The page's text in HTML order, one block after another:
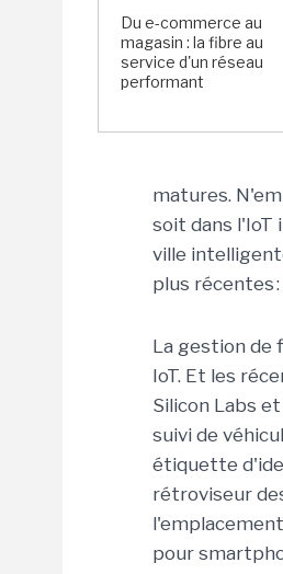
Du e-commerce au
magasin : la fibre au
service d'un réseau
performant
matures.
soit dans l'IoT
ville
plus récentes :
La gestion de
IoT. Et les
Silicon Labs et
suivi de
étiquette
rétroviseur
pour